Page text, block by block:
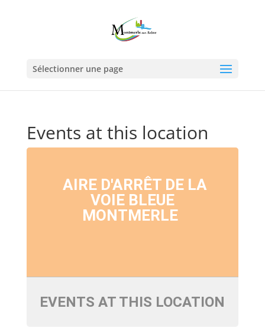
Sélectionner une page
Events at this location
AIRE D'ARRÊT DE LA
VOIE BLEUE
MONTMERLE
EVENTS AT THIS LOCATION